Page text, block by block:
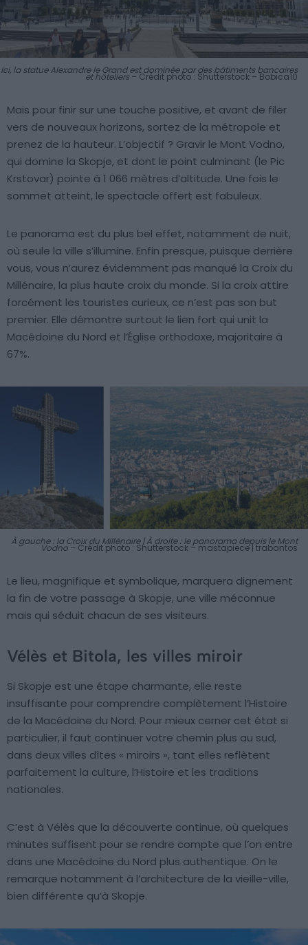
Ici, la statue Alexandre le Grand est dominée par des bâtiments bancaires
et hôteliers– Crédit photo : Shutterstock – Bobica10
Mais pour finir sur une touche positive, et avant de filer
vers de nouveaux horizons, sortez de la métropole et
prenez de la hauteur. L’objectif ? Gravir le Mont Vodno,
qui domine la Skopje, et dont le point culminant (le Pic
Krstovar) pointe à 1 066 mètres d’altitude. Une fois le
sommet atteint, le spectacle offert est fabuleux.
Le panorama est du plus bel effet, notamment de nuit,
où seule la ville s’illumine. Enfin presque, puisque derrière
vous, vous n’aurez évidemment pas manqué la Croix du
Millénaire, la plus haute croix du monde. Si la croix attire
forcément les touristes curieux, ce n’est pas son but
premier. Elle démontre surtout le lien fort qui unit la
Macédoine du Nord et l’Église orthodoxe, majoritaire à
67%.
À gauche : la Croix du Millénaire | À droite : le panorama depuis le Mont
Vodno– Crédit photo : Shutterstock – mastapiece | trabantos
Le lieu, magnifique et symbolique, marquera dignement
la fin de votre passage à Skopje, une ville méconnue
mais qui séduit chacun de ses visiteurs.
Vélès et Bitola, les villes miroir
Si Skopje est une étape charmante, elle reste
insuffisante pour comprendre complètement l’Histoire
de la Macédoine du Nord. Pour mieux cerner cet état si
particulier, il faut continuer votre chemin plus au sud,
dans deux villes dîtes « miroirs », tant elles reflètent
parfaitement la culture, l’Histoire et les traditions
nationales.
C’est à Vélès que la découverte continue, où quelques
minutes suffisent pour se rendre compte que l’on entre
dans une Macédoine du Nord plus authentique. On le
remarque notamment à l’architecture de la vieille-ville,
bien différente qu’à Skopje.